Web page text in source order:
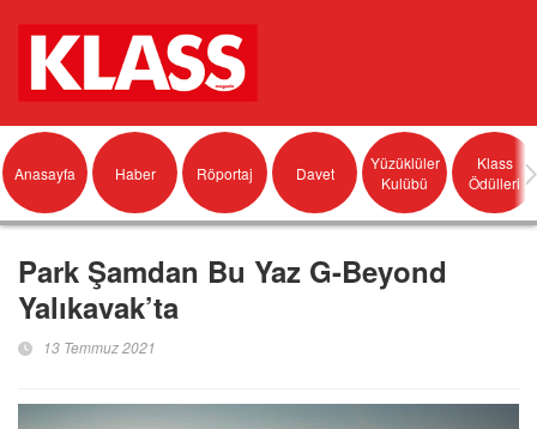
Anasayfa Haber Röportaj Davet
Yüzüklüler
Kulübü
Klass
Ödülleri
Park Şamdan Bu Yaz G-Beyond
Yalıkavak’ta
13 Temmuz 2021